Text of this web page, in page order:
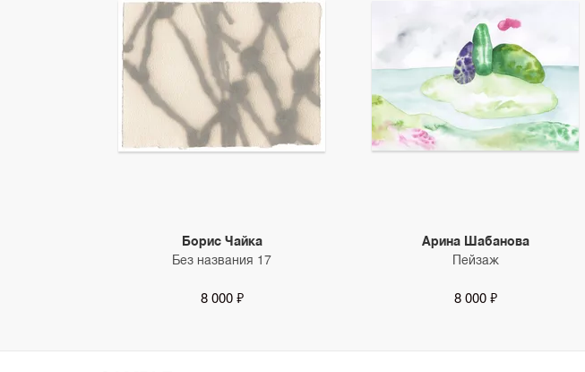
Борис Чайка
Без названия 17
8 000 ₽
Арина Шабанова
Пейзаж
8 000 ₽